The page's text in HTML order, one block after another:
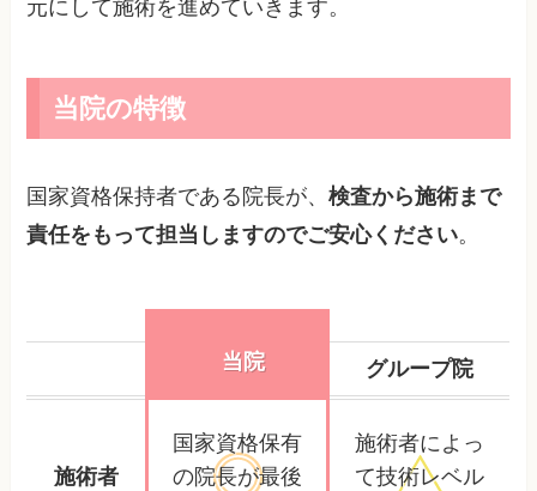
元にして施術を進めていきます。
当院の特徴
国家資格保持者である院長が、検査から施術まで
責任をもって担当しますのでご安心ください。
当院 グループ院
施術者
国家資格保有
の院長が最後
施術者によっ
て技術レベル